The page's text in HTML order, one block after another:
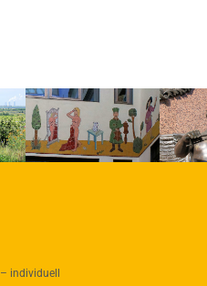
individuell